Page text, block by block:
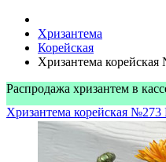
Хризантема
Корейская
Хризантема
Распродажа хризантем в
Хризантема корейская №273